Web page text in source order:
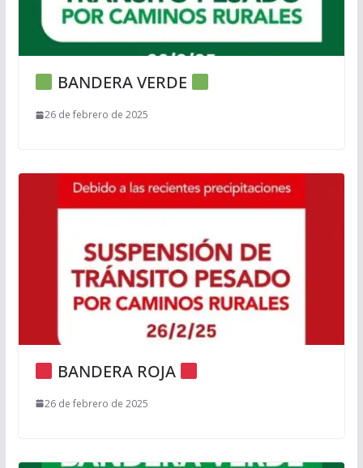
BANDERA VERDE
26 de febrero de 2025
BANDERA ROJA
26 de febrero de 2025